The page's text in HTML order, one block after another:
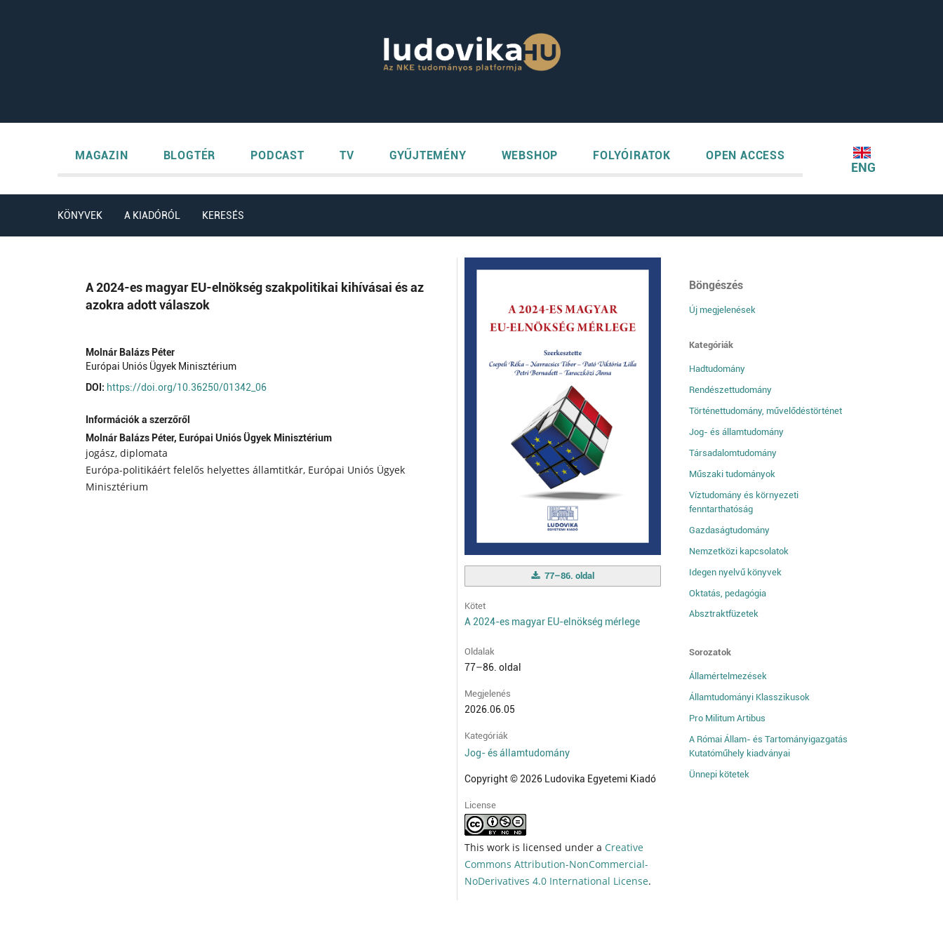
MAGAZIN BLOGTÉR PODCAST TV GYŰJTEMÉNY WEBSHOP FOLYÓIRATOK OPEN ACCESS
ENG
KÖNYVEK A KIADÓRÓL KERESÉS
A 2024-es magyar EU-elnökség szakpolitikai kihívásai és az
azokra adott válaszok
Molnár Balázs Péter
Európai Uniós Ügyek Minisztérium
DOI: https://doi.org/10.36250/01342_06
Információk a szerzőről
Molnár Balázs Péter, Európai Uniós Ügyek Minisztérium
jogász, diplomata
Európa-politikáért felelős helyettes államtitkár, Európai Uniós Ügyek
Minisztérium
77–86. oldal
Kötet
A 2024-es magyar EU-elnökség mérlege
Oldalak
77–86. oldal
Megjelenés
2026.06.05
Kategóriák
Jog- és államtudomány
Copyright © 2026 Ludovika Egyetemi Kiadó
License
This work is licensed under a Creative
Commons Attribution-NonCommercial-
NoDerivatives 4.0 International License.
Böngészés
Új megjelenések
Kategóriák
Hadtudomány
Rendészettudomány
Történettudomány, művelődéstörténet
Jog- és államtudomány
Társadalomtudomány
Műszaki tudományok
Víztudomány és környezeti
fenntarthatóság
Gazdaságtudomány
Nemzetközi kapcsolatok
Idegen nyelvű könyvek
Oktatás, pedagógia
Absztraktfüzetek
Sorozatok
Államértelmezések
Államtudományi Klasszikusok
Pro Militum Artibus
A Római Állam- és Tartományigazgatás
Kutatóműhely kiadványai
Ünnepi kötetek